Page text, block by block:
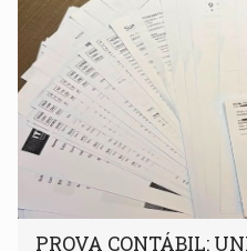
PROVA CONTÁBIL: